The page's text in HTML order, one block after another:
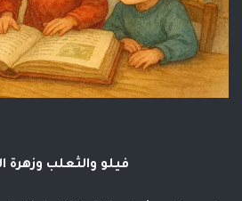
فيلو والثعلب وزهرة